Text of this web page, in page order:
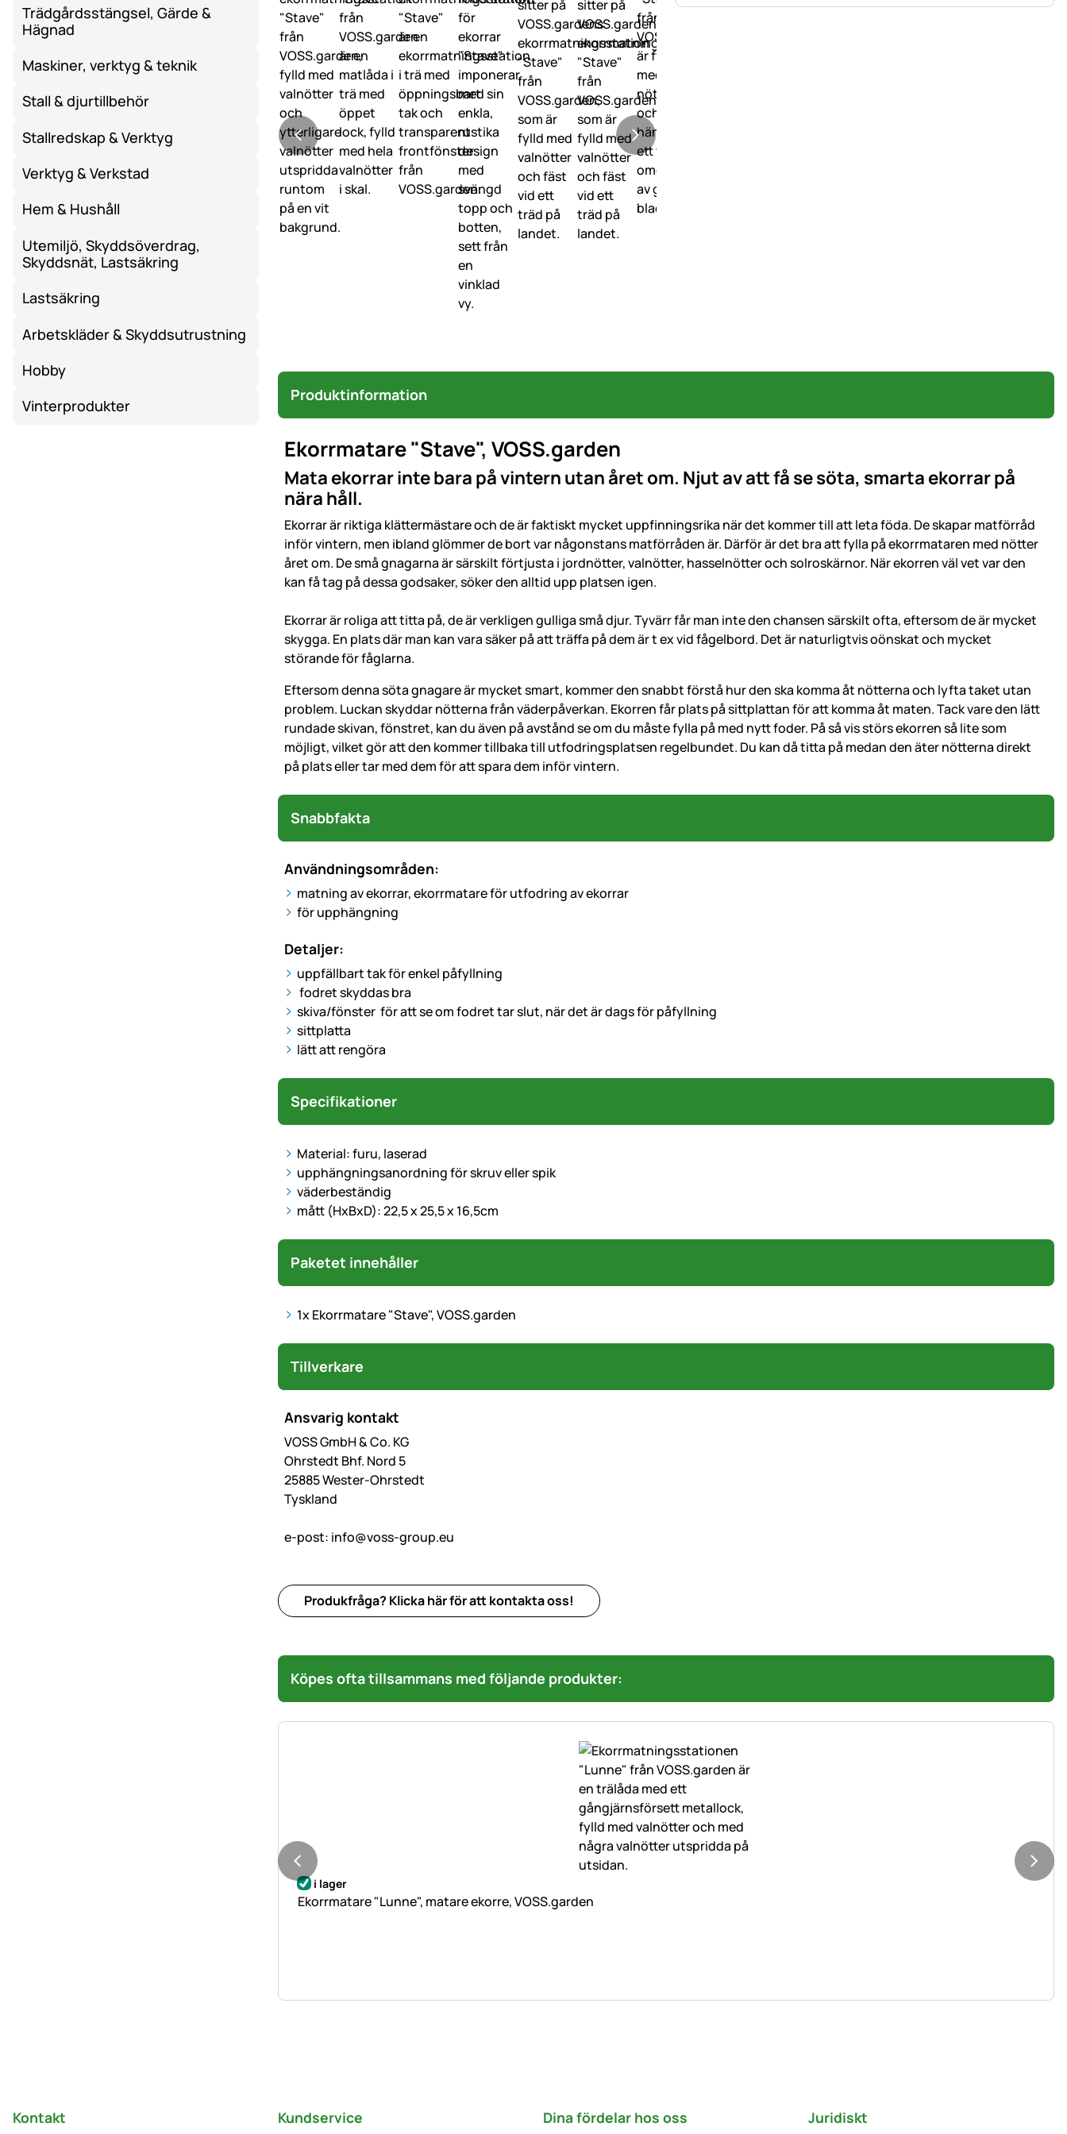
Trädgårdsstängsel, Gärde &
Hägnad
Maskiner, verktyg & teknik
Stall & djurtillbehör
Stallredskap & Verktyg
Verktyg & Verkstad
Hem & Hushåll
Utemiljö, Skyddsöverdrag,
Skyddsnät, Lastsäkring
Lastsäkring
Arbetskläder & Skyddsutrustning
Hobby
Vinterprodukter
Produktinformation
Ekorrmatare "Stave", VOSS.garden
Mata ekorrar inte bara på vintern utan året om. Njut av att få se söta, smarta ekorrar på
nära håll.
Ekorrar är riktiga klättermästare och de är faktiskt mycket uppfinningsrika när det kommer till att leta föda. De skapar matförråd
inför vintern, men ibland glömmer de bort var någonstans matförråden är. Därför är det bra att fylla på ekorrmataren med nötter
året om. De små gnagarna är särskilt förtjusta i jordnötter, valnötter, hasselnötter och solroskärnor. När ekorren väl vet var den
kan få tag på dessa godsaker, söker den alltid upp platsen igen.
Ekorrar är roliga att titta på, de är verkligen gulliga små djur. Tyvärr får man inte den chansen särskilt ofta, eftersom de är mycket
skygga. En plats där man kan vara säker på att träffa på dem är t ex vid fågelbord. Det är naturligtvis oönskat och mycket
störande för fåglarna.
Eftersom denna söta gnagare är mycket smart, kommer den snabbt förstå hur den ska komma åt nötterna och lyfta taket utan
problem. Luckan skyddar nötterna från väderpåverkan. Ekorren får plats på sittplattan för att komma åt maten. Tack vare den lätt
rundade skivan, fönstret, kan du även på avstånd se om du måste fylla på med nytt foder. På så vis störs ekorren så lite som
möjligt, vilket gör att den kommer tillbaka till utfodringsplatsen regelbundet. Du kan då titta på medan den äter nötterna direkt
på plats eller tar med dem för att spara dem inför vintern.
Snabbfakta
Användningsområden:
matning av ekorrar, ekorrmatare för utfodring av ekorrar
för upphängning
Detaljer:
uppfällbart tak för enkel påfyllning
fodret skyddas bra
skiva/fönster för att se om fodret tar slut, när det är dags för påfyllning
sittplatta
lätt att rengöra
Specifikationer
Material: furu, laserad
upphängningsanordning för skruv eller spik
väderbeständig
mått (HxBxD): 22,5 x 25,5 x 16,5cm
Paketet innehåller
1x Ekorrmatare "Stave", VOSS.garden
Tillverkare
Ansvarig kontakt
VOSS GmbH & Co. KG
Ohrstedt Bhf. Nord 5
25885 Wester-Ohrstedt
Tyskland
e-post: info@voss-group.eu
Produkfråga? Klicka här för att kontakta oss!
Köpes ofta tillsammans med följande produkter:
i lager
Ekorrmatare "Lunne", matare ekorre, VOSS.garden
Kontakt Kundservice Dina fördelar hos oss Juridiskt